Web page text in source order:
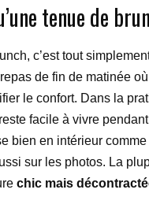
tenue de
c’est tout
de fin de matinée où
le confort. Dans la
facile à vivre
bien en intérieur
sur les photos. La
chic mais